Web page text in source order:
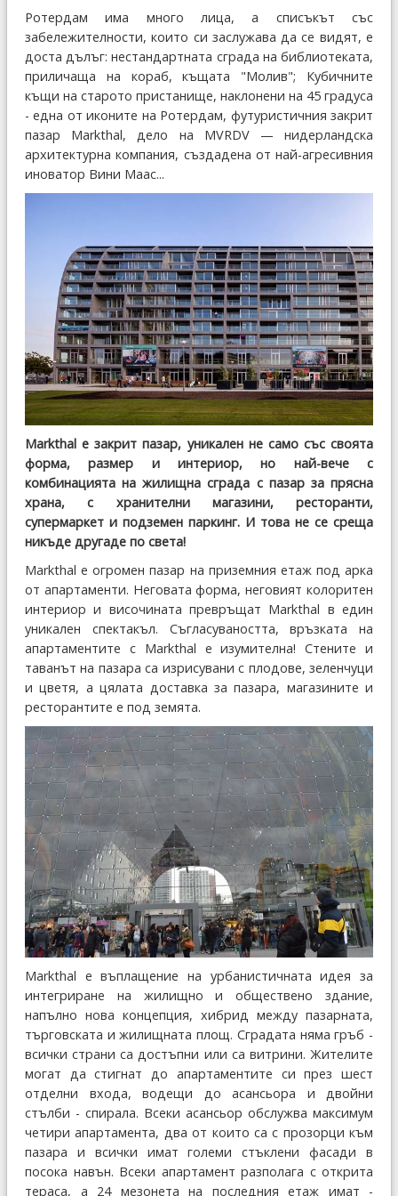
Ротердам има много лица, а списъкът със
забележителности, които си заслужава да се видят, е
доста дълъг: нестандартната сграда на библиотеката,
приличаща на кораб, къщата "Молив"; Кубичните
къщи на старото пристанище, наклонени на 45 градуса
- една от иконите на Ротердам, футуристичния закрит
пазар Markthal, дело на MVRDV — нидерландска
архитектурна компания, създадена от най-агресивния
иноватор Вини Маас...
Markthal е закрит пазар, уникален не само със своята
форма, размер и интериор, но най-вече с
комбинацията на жилищна сграда с пазар за прясна
храна, с хранителни магазини, ресторанти,
супермаркет и подземен паркинг. И това не се среща
никъде другаде по света!
Markthal е огромен пазар на приземния етаж под арка
от апартаменти. Неговата форма, неговият колоритен
интериор и височината превръщат Markthal в един
уникален спектакъл. Съгласуваността, връзката на
апартаментите с Markthal е изумителна! Стените и
таванът на пазара са изрисувани с плодове, зеленчуци
и цветя, а цялата доставка за пазара, магазините и
ресторантите е под земята.
Markthal е въплащение на урбанистичната идея за
интегриране на жилищно и обществено здание,
напълно нова концепция, хибрид между пазарната,
търговската и жилищната площ. Сградата няма гръб -
всички страни са достъпни или са витрини. Жителите
могат да стигнат до апартаментите си през шест
отделни входа, водещи до асансьора и двойни
стълби - спирала. Всеки асансьор обслужва максимум
четири апартамента, два от които са с прозорци към
пазара и всички имат големи стъклени фасади в
посока навън. Всеки апартамент разполага с открита
тераса, а 24 мезонета на последния етаж имат -